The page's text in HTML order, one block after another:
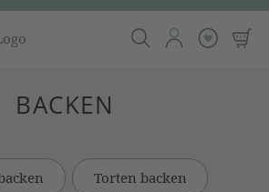
BACKEN
Torten backen